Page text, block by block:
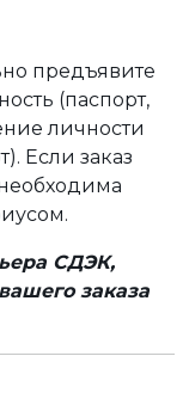
предъявите
(паспорт,
личности
Если заказ
СДЭК,
заказа